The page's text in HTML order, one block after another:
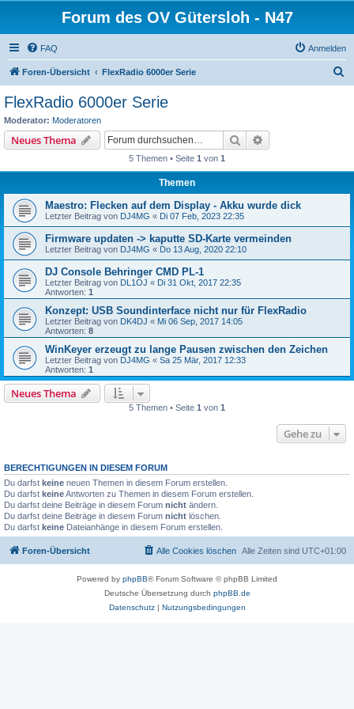
Forum des OV Gütersloh - N47
FAQ Anmelden
Foren-Übersicht FlexRadio 6000er Serie
FlexRadio 6000er Serie
Moderator: Moderatoren
Neues Thema Suche
5 Themen • Seite 1 von 1
Themen
Maestro: Flecken auf dem Display - Akku wurde dick
Letzter Beitrag von DJ4MG « Di 07 Feb, 2023 22:35
Firmware updaten -> kaputte SD-Karte vermeinden
Letzter Beitrag von DJ4MG « Do 13 Aug, 2020 22:10
DJ Console Behringer CMD PL-1
Letzter Beitrag von DL1OJ « Di 31 Okt, 2017 22:35
Antworten: 1
Konzept: USB Soundinterface nicht nur für FlexRadio
Letzter Beitrag von DK4DJ « Mi 06 Sep, 2017 14:05
Antworten: 8
WinKeyer erzeugt zu lange Pausen zwischen den Zeichen
Letzter Beitrag von DJ4MG « Sa 25 Mär, 2017 12:33
Antworten: 1
Neues Thema
5 Themen • Seite 1 von 1
Gehe zu
BERECHTIGUNGEN IN DIESEM FORUM
Du darfst keine neuen Themen in diesem Forum erstellen.
Du darfst keineAntworten zu Themen in diesem Forum erstellen.
Du darfst deine Beiträge in diesem Forum nicht ändern.
Du darfst deine Beiträge in diesem Forum nicht löschen.
Du darfst keine Dateianhänge in diesem Forum erstellen.
Foren-Übersicht Alle Zeiten sind UTC+01:00
Alle Cookies löschen
Powered by phpBB® Forum Software © phpBB Limited
Deutsche Übersetzung durch phpBB.de
Datenschutz| Nutzungsbedingungen